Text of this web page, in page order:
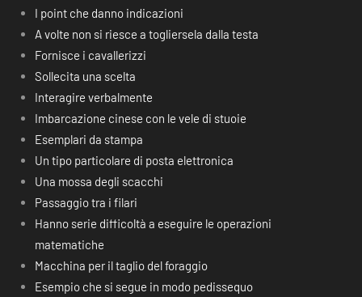
I point che danno indicazioni
A volte non si riesce a togliersela dalla testa
Fornisce i cavallerizzi
Sollecita una scelta
Interagire verbalmente
Imbarcazione cinese con le vele di stuoie
Esemplari da stampa
Un tipo particolare di posta elettronica
Una mossa degli scacchi
Passaggio tra i filari
Hanno serie difficoltà a eseguire le operazioni
matematiche
Macchina per il taglio del foraggio
Esempio che si segue in modo pedissequo